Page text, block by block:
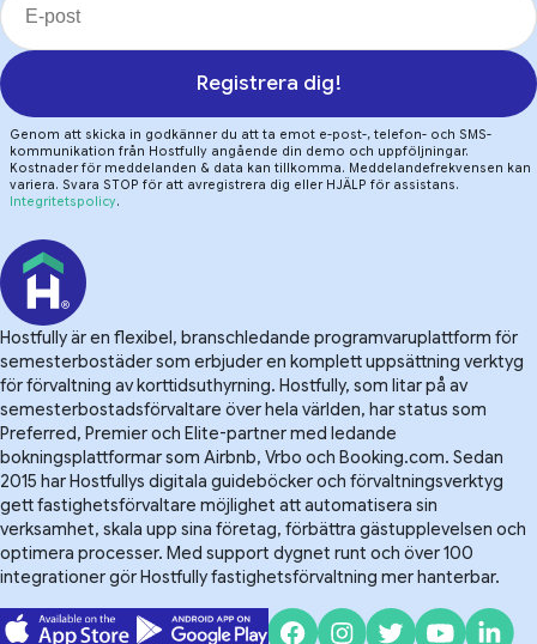
Registrera dig!
Genom att skicka in godkänner du att ta emot e-post-, telefon- och SMS-
kommunikation från Hostfully angående din demo och uppföljningar.
Kostnader för meddelanden & data kan tillkomma. Meddelandefrekvensen kan
variera. Svara STOP för att avregistrera dig eller HJÄLP för assistans.
Integritetspolicy.
Hostfully är en flexibel, branschledande programvaruplattform för
semesterbostäder som erbjuder en komplett uppsättning verktyg
för förvaltning av korttidsuthyrning. Hostfully, som litar på av
semesterbostadsförvaltare över hela världen, har status som
Preferred, Premier och Elite-partner med ledande
bokningsplattformar som Airbnb, Vrbo och Booking.com. Sedan
2015 har Hostfullys digitala guideböcker och förvaltningsverktyg
gett fastighetsförvaltare möjlighet att automatisera sin
verksamhet, skala upp sina företag, förbättra gästupplevelsen och
optimera processer. Med support dygnet runt och över 100
integrationer gör Hostfully fastighetsförvaltning mer hanterbar.